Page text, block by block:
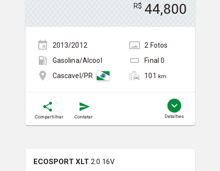
R$ 44,800
2013/2012 2 Fotos
Gasolina/Álcool
Final0
Cascavel/PR
101 km
Compartilhar Contatar Detalhes
ECOSPORT XLT 2.0 16V